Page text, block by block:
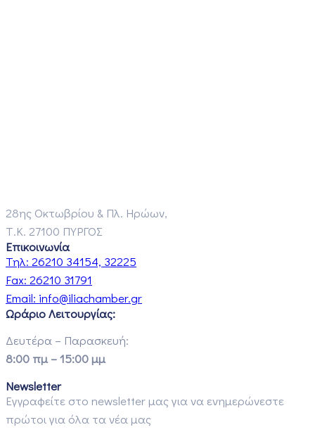
28ης Οκτωβρίου & Πλ. Ηρώων,
Τ.Κ. 27100 ΠΥΡΓΟΣ
Επικοινωνία
Τηλ: 26210 34154, 32225
Fax: 26210 31791
Email: info@iliachamber.gr
Ωράριο Λειτουργίας:
Δευτέρα – Παρασκευή:
8:00 πμ – 15:00 μμ
Newsletter
Εγγραφείτε στο newsletter μας για να ενημερώνεστε
πρώτοι για όλα τα νέα μας